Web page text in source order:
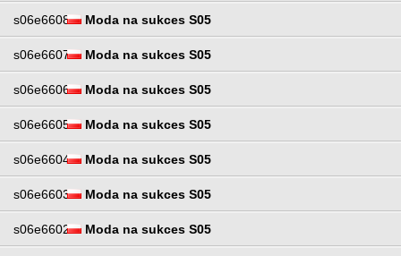
s06e6608 Moda na sukces S05
s06e6607 Moda na sukces S05
s06e6606 Moda na sukces S05
s06e6605 Moda na sukces S05
s06e6604 Moda na sukces S05
s06e6603 Moda na sukces S05
s06e6602 Moda na sukces S05